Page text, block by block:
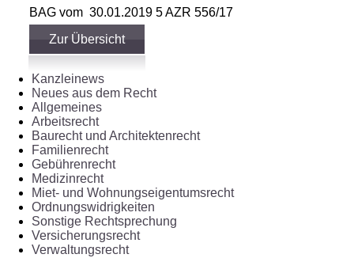
BAG vom 30.01.2019 5 AZR 556/17
Zur Übersicht
Kanzleinews
Neues aus dem Recht
Allgemeines
Arbeitsrecht
Baurecht und Architektenrecht
Familienrecht
Gebührenrecht
Medizinrecht
Miet- und Wohnungseigentumsrecht
Ordnungswidrigkeiten
Sonstige Rechtsprechung
Versicherungsrecht
Verwaltungsrecht